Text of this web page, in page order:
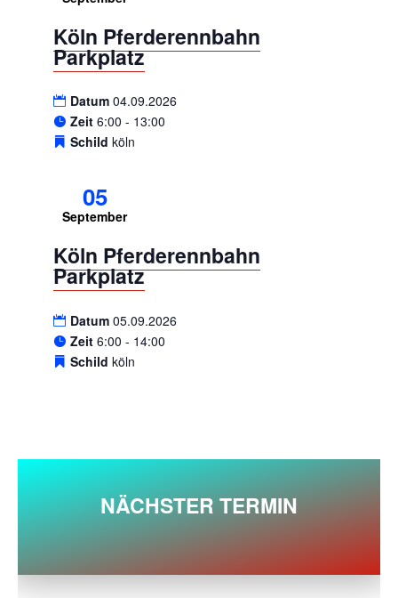
Köln Pferderennbahn
Parkplatz
Datum 04.09.2026
Zeit 6:00 - 13:00
Schild köln
05
September
Köln Pferderennbahn
Parkplatz
Datum 05.09.2026
Zeit 6:00 - 14:00
Schild köln
NÄCHSTER TERMIN